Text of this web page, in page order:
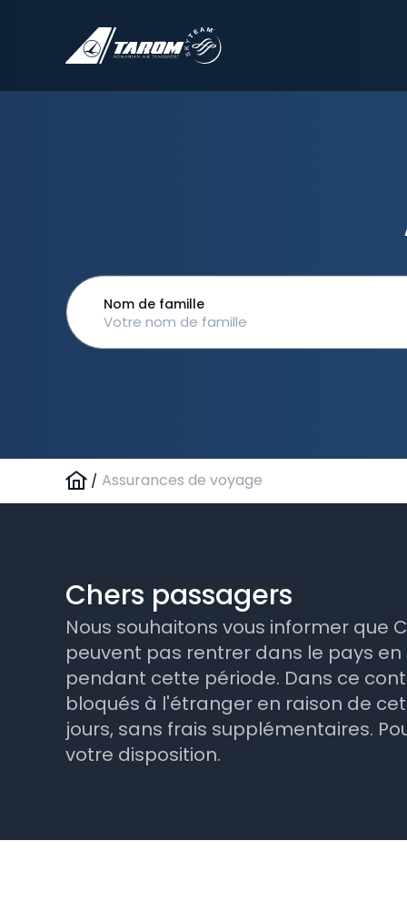
Nom de famille
/ Assurances de voyage
Chers passagers
Nous souhaitons vous informer que
peuvent pas rentrer dans le pays
pendant cette période. Dans ce
bloqués à l'étranger en raison de
jours, sans frais supplémentaires.
votre disposition.